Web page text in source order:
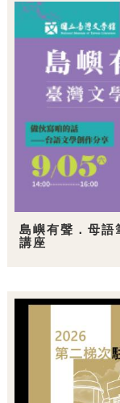
島嶼有聲．母語
講座